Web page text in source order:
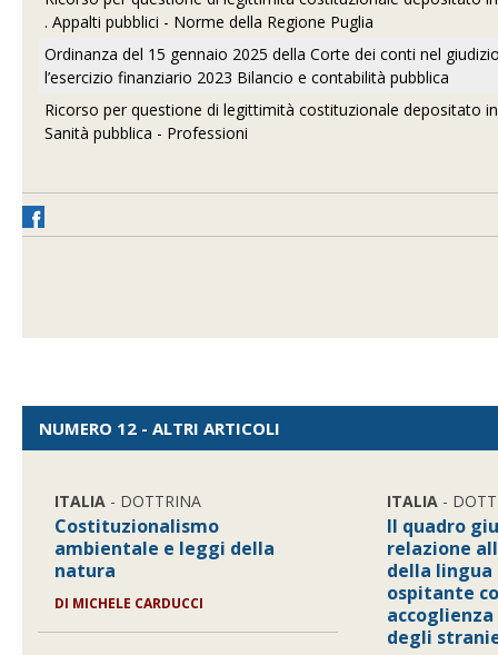
. Appalti pubblici - Norme della Regione Puglia
Ordinanza del 15 gennaio 2025 della Corte dei conti nel
l’esercizio finanziario 2023 Bilancio e contabilità pubblica
Ricorso per questione di legittimità costituzionale depositato
Sanità pubblica - Professioni
NUMERO 12 - ALTRI ARTICOLI
ITALIA - DOTTRINA
Costituzionalismo
ambientale e leggi della
natura
DI MICHELE CARDUCCI
ITALIA -
Il quadro
relazione
della lingua
ospitante
degli